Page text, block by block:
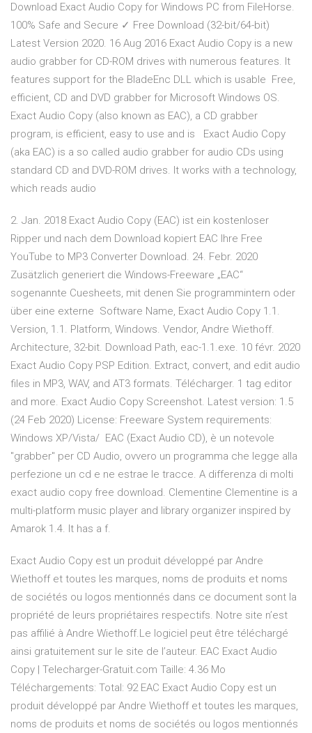
Download Exact Audio Copy for Windows PC from FileHorse.
100% Safe and Secure ✓ Free Download (32-bit/64-bit)
Latest Version 2020. 16 Aug 2016 Exact Audio Copy is a new
audio grabber for CD-ROM drives with numerous features. It
features support for the BladeEnc DLL which is usable Free,
efficient, CD and DVD grabber for Microsoft Windows OS.
Exact Audio Copy (also known as EAC), a CD grabber
program, is efficient, easy to use and is Exact Audio Copy
(aka EAC) is a so called audio grabber for audio CDs using
standard CD and DVD-ROM drives. It works with a technology,
which reads audio
2. Jan. 2018 Exact Audio Copy (EAC) ist ein kostenloser
Ripper und nach dem Download kopiert EAC Ihre Free
YouTube to MP3 Converter Download. 24. Febr. 2020
Zusätzlich generiert die Windows-Freeware „EAC“
sogenannte Cuesheets, mit denen Sie programmintern oder
über eine externe Software Name, Exact Audio Copy 1.1.
Version, 1.1. Platform, Windows. Vendor, Andre Wiethoff.
Architecture, 32-bit. Download Path, eac-1.1.exe. 10 févr. 2020
Exact Audio Copy PSP Edition. Extract, convert, and edit audio
files in MP3, WAV, and AT3 formats. Télécharger. 1 tag editor
and more. Exact Audio Copy Screenshot. Latest version: 1.5
(24 Feb 2020) License: Freeware System requirements:
Windows XP/Vista/ EAC (Exact Audio CD), è un notevole
"grabber" per CD Audio, ovvero un programma che legge alla
perfezione un cd e ne estrae le tracce. A differenza di molti
exact audio copy free download. Clementine Clementine is a
multi-platform music player and library organizer inspired by
Amarok 1.4. It has a f.
Exact Audio Copy est un produit développé par Andre
Wiethoff et toutes les marques, noms de produits et noms
de sociétés ou logos mentionnés dans ce document sont la
propriété de leurs propriétaires respectifs. Notre site n’est
pas affilié à Andre Wiethoff.Le logiciel peut être téléchargé
ainsi gratuitement sur le site de l’auteur. EAC Exact Audio
Copy | Telecharger-Gratuit.com Taille: 4.36 Mo
Téléchargements: Total: 92 EAC Exact Audio Copy est un
produit développé par Andre Wiethoff et toutes les marques,
noms de produits et noms de sociétés ou logos mentionnés